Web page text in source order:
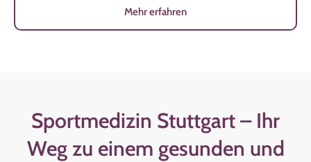
Mehr erfahren
Sportmedizin Stuttgart – Ihr
Weg zu einem gesunden und